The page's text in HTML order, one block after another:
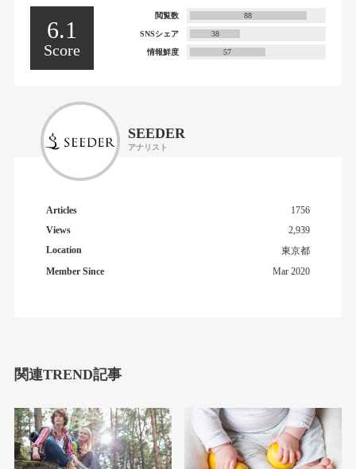
6.1
Score
閲覧数 88
SNSシェア 38
情報鮮度 57
SEEDER
アナリスト
Articles
1756
Views
2,939
Location
東京都
Member Since
Mar 2020
関連TREND記事